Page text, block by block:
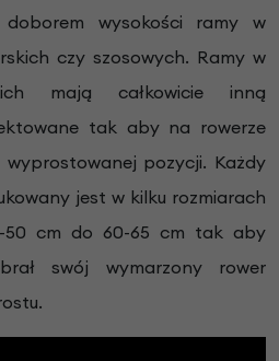
wysokości ramy w
czy szosowych. Ramy w
mają całkowicie inną
tak aby na rowerze
pozycji. Każdy
jest w kilku rozmiarach
50 cm do 60-65 cm tak aby
swój wymarzony rower